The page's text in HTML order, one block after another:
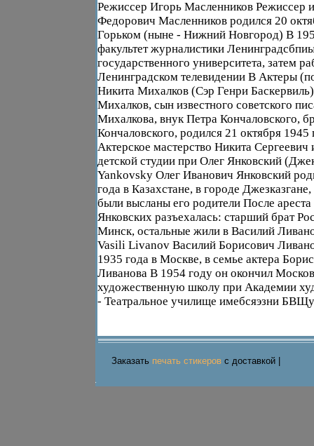
Режиссер Игорь Масленников Режиссер
Федорович Масленников родился 20
Горьком (ныне - Нижний Новгород) В
факультет журналистики
государственного университета, затем
Ленинградском телевидении В Актеры
Никита Михалков (Сэр Генри
Михалков, сын известного советского
Михалкова, внук Петра Кончаловского,
Кончаловского, родился 21 октября
Актерское мастерство Никита Сергеевич
детской студии при Олег Янковский
Yankovsky Олег Иванович Янковский
года в Казахстане, в городе
были высланы его родители После
Янковских разъехалась: старший брат
Минск, остальные жили в Василий
Vasili Livanov Василий Борисович
1935 года в Москве, в семье актера
Ливанова В 1954 году он окончил
художественную школу при Академии
- Театральное училище имебсяэзни
Заказать печать стикеров c доставкой |